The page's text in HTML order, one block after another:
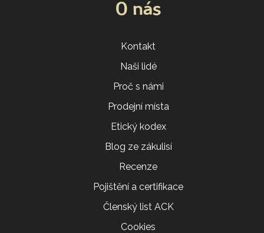
O nás
Kontakt
Naši lidé
Proč s námi
Prodejní místa
Etický kodex
Blog ze zákulisí
Recenze
Pojištění a certifikace
Členský list ACK
Cookies